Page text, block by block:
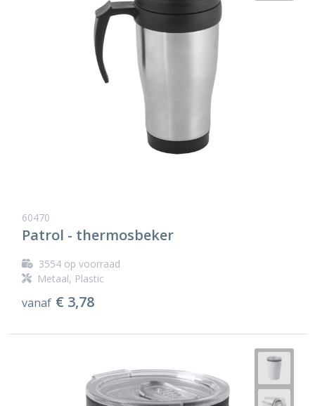
60470
Patrol - thermosbeker
3554op voorraad
Metaal, Plastic
vanaf € 3,78